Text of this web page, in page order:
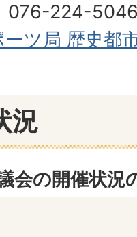
076-224-
ツ局 歴史都
況
会の開催状況